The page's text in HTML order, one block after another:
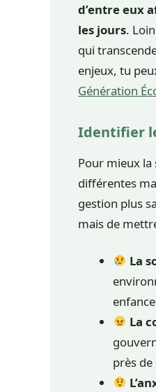
d’entre eux
les jours.
qui
enjeux, tu
Génération
Identifier
Pour mieux la
différentes
gestion plus
mais de
La
La
près